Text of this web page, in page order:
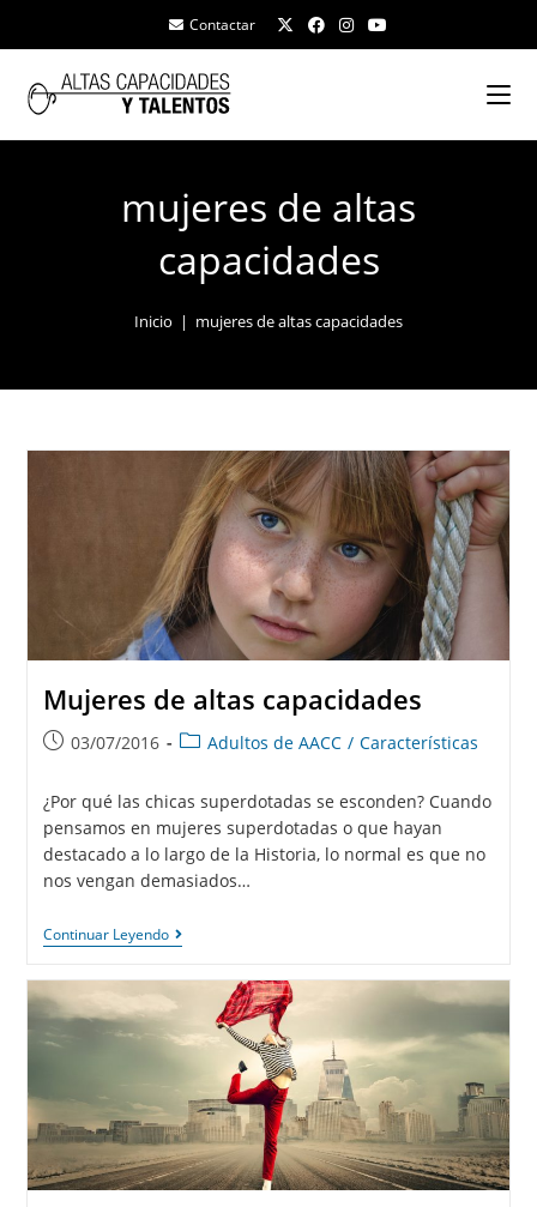
Contactar
mujeres de altas
capacidades
Inicio | mujeres de altas capacidades
Mujeres de altas capacidades
03/07/2016 Adultos de AACC / Características
¿Por qué las chicas superdotadas se esconden? Cuando
pensamos en mujeres superdotadas o que hayan
destacado a lo largo de la Historia, lo normal es que no
nos vengan demasiados…
Continuar Leyendo